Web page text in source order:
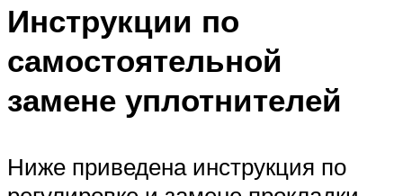
Инструкции по
самостоятельной
замене уплотнителей
Ниже приведена инструкция по